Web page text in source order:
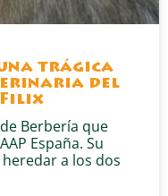
una trágica
del
Filix
Berbería que
España. Su
a los dos